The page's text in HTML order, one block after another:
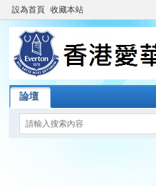
設為首頁 收藏本站
論壇